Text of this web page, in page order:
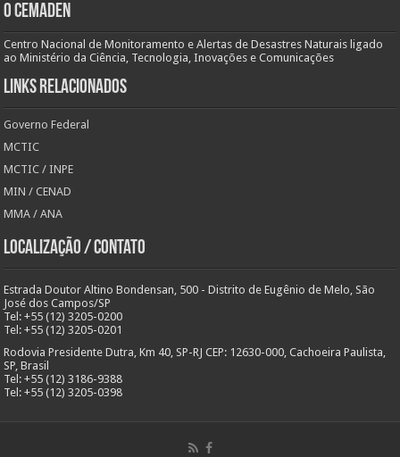
O Cemaden
Centro Nacional de Monitoramento e Alertas de Desastres Naturais ligado
ao Ministério da Ciência, Tecnologia, Inovações e Comunicações
Links Relacionados
Governo Federal
MCTIC
MCTIC / INPE
MIN / CENAD
MMA / ANA
Localização / Contato
Estrada Doutor Altino Bondensan, 500 - Distrito de Eugênio de Melo, São
José dos Campos/SP
Tel: +55 (12) 3205-0200
Tel: +55 (12) 3205-0201
Rodovia Presidente Dutra, Km 40, SP-RJ CEP: 12630-000, Cachoeira Paulista,
SP, Brasil
Tel: +55 (12) 3186-9388
Tel: +55 (12) 3205-0398